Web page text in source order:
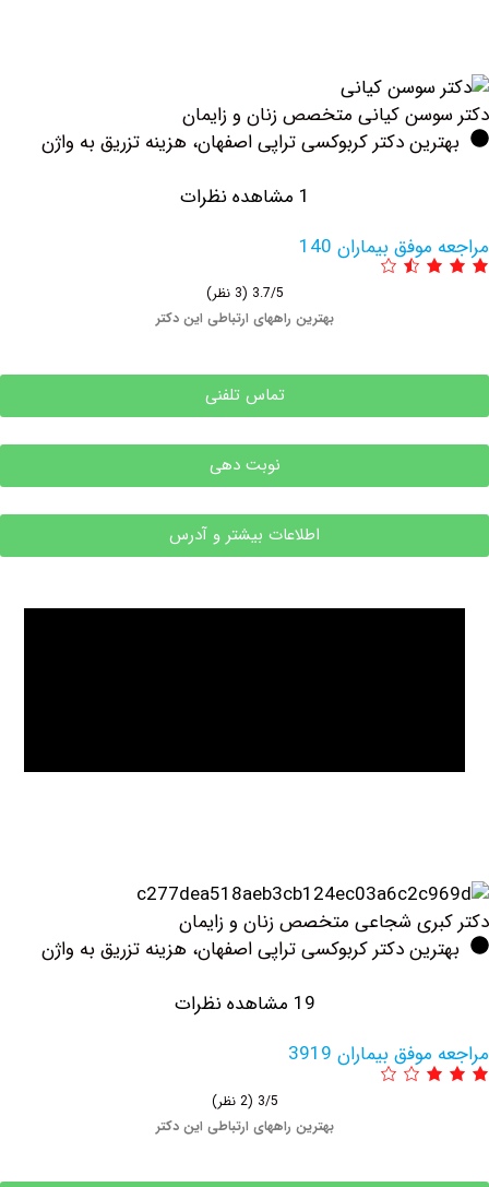
کیانی متخصص زنان و زایمان
دکتر کربوکسی تراپی اصفهان، هزینه تزریق به واژن
بیماران 140
بهترین راههای ارتباطی این دکتر
تماس تلفنی
نوبت دهی
اطلاعات بیشتر و آدرس
شجاعی متخصص زنان و زایمان
دکتر کربوکسی تراپی اصفهان، هزینه تزریق به واژن
بیماران 3919
بهترین راههای ارتباطی این دکتر